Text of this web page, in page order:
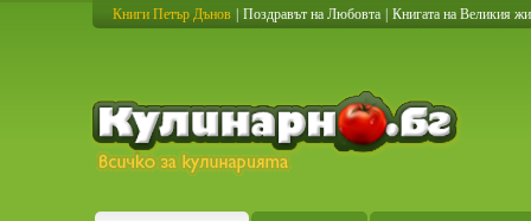
Книги Петър Дънов Поздравът на Любовта Книгата на Великия